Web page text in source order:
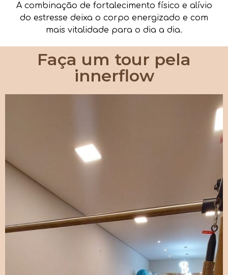
A combinação de fortalecimento físico e alívio
do estresse deixa o corpo energizado e com
mais vitalidade para o dia a dia.
Faça um tour pela
innerflow